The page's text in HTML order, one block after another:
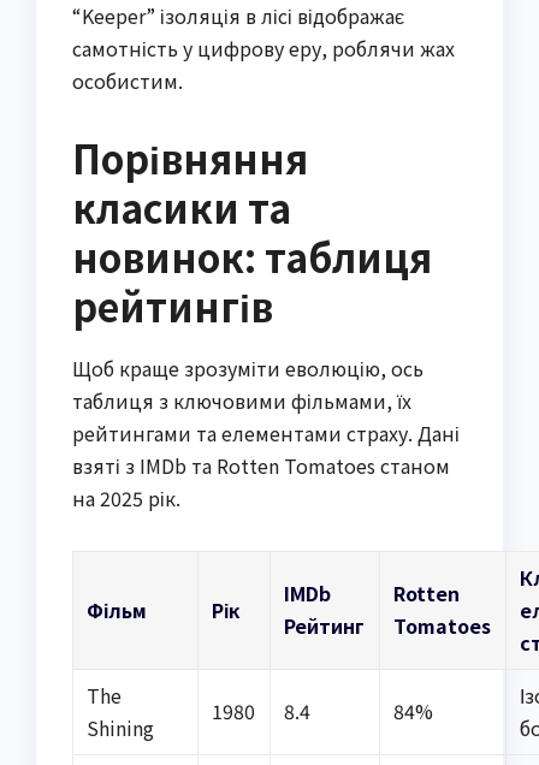
“Keeper” ізоляція в лісі відображає
самотність у цифрову еру, роблячи жах
особистим.
Порівняння
класики та
новинок: таблиця
рейтингів
Щоб краще зрозуміти еволюцію, ось
таблиця з ключовими фільмами, їх
рейтингами та елементами страху. Дані
взяті з IMDb та Rotten Tomatoes станом
на 2025 рік.
Фільм Рік
IMDb
Рейтинг
Rotten
Tomatoes
The
Shining
1980 8.4 84%